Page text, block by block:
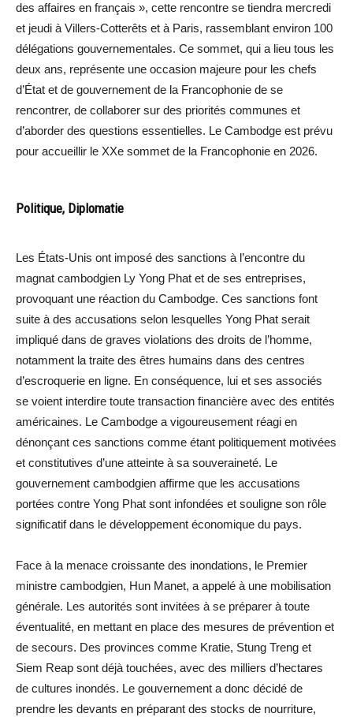
des affaires en français », cette rencontre se tiendra mercredi
et jeudi à Villers-Cotterêts et à Paris, rassemblant environ 100
délégations gouvernementales. Ce sommet, qui a lieu tous les
deux ans, représente une occasion majeure pour les chefs
d’État et de gouvernement de la Francophonie de se
rencontrer, de collaborer sur des priorités communes et
d’aborder des questions essentielles. Le Cambodge est prévu
pour accueillir le XXe sommet de la Francophonie en 2026.
Politique, Diplomatie
Les États-Unis ont imposé des sanctions à l’encontre du
magnat cambodgien Ly Yong Phat et de ses entreprises,
provoquant une réaction du Cambodge. Ces sanctions font
suite à des accusations selon lesquelles Yong Phat serait
impliqué dans de graves violations des droits de l’homme,
notamment la traite des êtres humains dans des centres
d’escroquerie en ligne. En conséquence, lui et ses associés
se voient interdire toute transaction financière avec des entités
américaines. Le Cambodge a vigoureusement réagi en
dénonçant ces sanctions comme étant politiquement motivées
et constitutives d’une atteinte à sa souveraineté. Le
gouvernement cambodgien affirme que les accusations
portées contre Yong Phat sont infondées et souligne son rôle
significatif dans le développement économique du pays.
Face à la menace croissante des inondations, le Premier
ministre cambodgien, Hun Manet, a appelé à une mobilisation
générale. Les autorités sont invitées à se préparer à toute
éventualité, en mettant en place des mesures de prévention et
de secours. Des provinces comme Kratie, Stung Treng et
Siem Reap sont déjà touchées, avec des milliers d’hectares
de cultures inondés. Le gouvernement a donc décidé de
prendre les devants en préparant des stocks de nourriture,